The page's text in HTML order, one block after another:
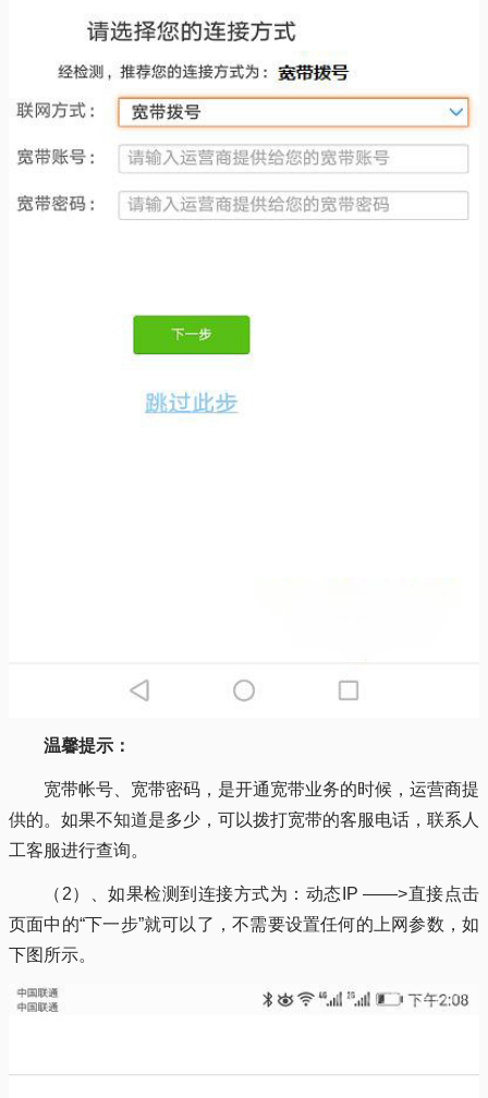
温馨提示：
宽带帐号、宽带密码，是开通宽带业务的时候，运营商提
供的。如果不知道是多少，可以拨打宽带的客服电话，联系人
工客服进行查询。
（2）、如果检测到连接方式为：动态IP ——>直接点击
页面中的“下一步”就可以了，不需要设置任何的上网参数，如
下图所示。